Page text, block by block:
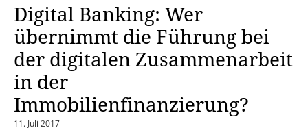
Digital Banking: Wer
übernimmt die Führung bei
der digitalen Zusammenarbeit
in der
Immobilienfinanzierung?
11. Juli 2017